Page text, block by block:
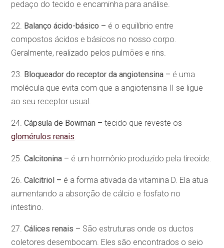
pedaço do tecido e encaminha para análise.
22. Balanço ácido-básico – é o equilíbrio entre
compostos ácidos e básicos no nosso corpo.
Geralmente, realizado pelos pulmões e rins.
23. Bloqueador do receptor da angiotensina – é uma
molécula que evita com que a angiotensina II se ligue
ao seu receptor usual.
24.Cápsula de Bowman – tecido que reveste os
glomérulos renais.
25.Calcitonina – é um hormônio produzido pela tireoide.
26.Calcitriol – é a forma ativada da vitamina D. Ela atua
aumentando a absorção de cálcio e fosfato no
intestino.
27.Cálices renais – São estruturas onde os ductos
coletores desembocam. Eles são encontrados o seio